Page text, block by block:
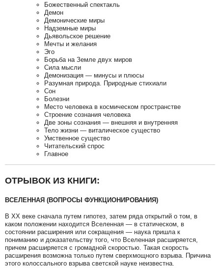
Божественный спектакль
Демон
Демонические миры
Надземные миры
Дьявольское решение
Мечты и желания
Эго
Борьба на Земле двух миров
Сила мысли
Демонизация — минусы и плюсы
Разумная природа. Природные стихиали
Сон
Болезни
Место человека в космическом пространстве
Строение сознания человека
Две зоны сознания — внешняя и внутренняя
Тело жизни — виталическое существо
Умственное существо
Читательский спрос
Главное
ОТРЫВОК ИЗ КНИГИ:
ВСЕЛЕННАЯ (ВОПРОСЫ ФУНКЦИОНИРОВАНИЯ)
В ХХ веке сначала путем гипотез, затем ряда открытий о том, в
каком положении находится Вселенная — в статическом, в
состоянии расширения или сокращения — наука пришла к
пониманию и доказательству того, что Вселенная расширяется,
причем расширяется с громадной скоростью. Такая скорость
расширения возможна только путем сверхмощного взрыва. Причина
этого колоссального взрыва светской науке неизвестна.